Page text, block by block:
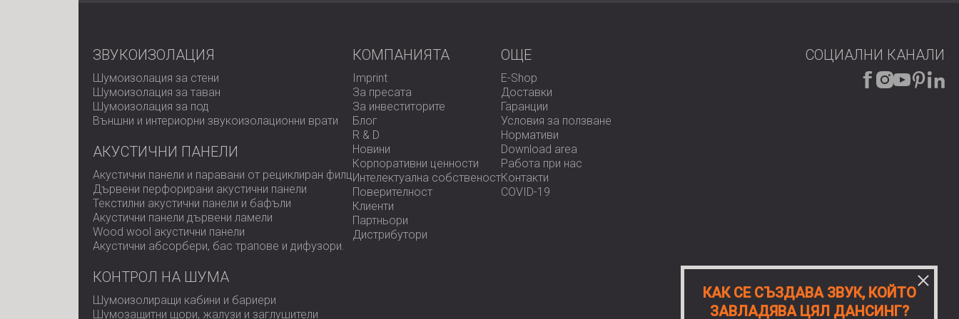
ЗВУКОИЗОЛАЦИЯ
Шумоизолация за стени
Шумоизолация за таван
Шумоизолация за под
Външни и интериорни звукоизолационни врати
АКУСТИЧНИ ПАНЕЛИ
Акустични панели и паравани от рециклиран филц
Дървени перфорирани акустични панели
Текстилни акустични панели и бафъли
Акустични панели дървени ламели
Wood wool акустични панели
Акустични абсорбери, бас трапове и дифузoри.
КОНТРОЛ НА ШУМА
Шумоизолиращи кабини и бариери
Шумозащитни щори, жалузи и заглушители
КОМПАНИЯТА
Imprint
За пресата
За инвеститорите
Блог
R & D
Новини
Корпоративни ценности
Интелектуална собственост
Поверителност
Клиенти
Партньори
Дистрибутори
OЩЕ
E-Shop
Доставки
Гаранции
Условия за ползване
Нормативи
Download area
Работа при нас
Контакти
COVID-19
СОЦИАЛНИ КАНАЛИ
КАК СЕ СЪЗДАВА ЗВУК, КОЙТО
ЗАВЛАДЯВА ЦЯЛ ДАНСИНГ?